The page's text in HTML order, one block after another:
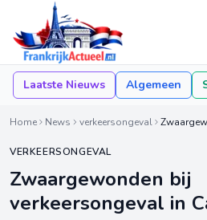
Laatste Nieuws Algemeen
Home News verkeersongeval
VERKEERSONGEVAL
Zwaargewonden bij
verkeersongeval in